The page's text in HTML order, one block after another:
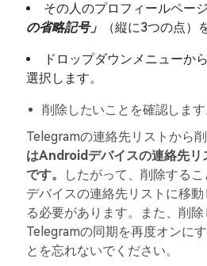
その人のプロフィールペー
の省略記号」
（縦に3つの点）
ドロップダウンメニューから
選択します。
削除したいことを確認します
Telegramの連絡先リストから削
はAndroidデバイスの連絡先リ
です。
したがって、削除するこ
デバイスの連絡先リストに移
る必要があります。また、削除
Telegramの同期を再度オンに
とを忘れないでください。